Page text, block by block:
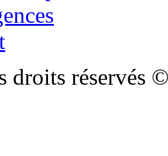
droits réservés